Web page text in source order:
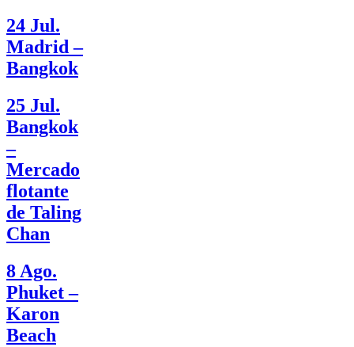
24 Jul.
Madrid –
Bangkok
25 Jul.
Bangkok
–
Mercado
flotante
de Taling
Chan
8 Ago.
Phuket –
Karon
Beach